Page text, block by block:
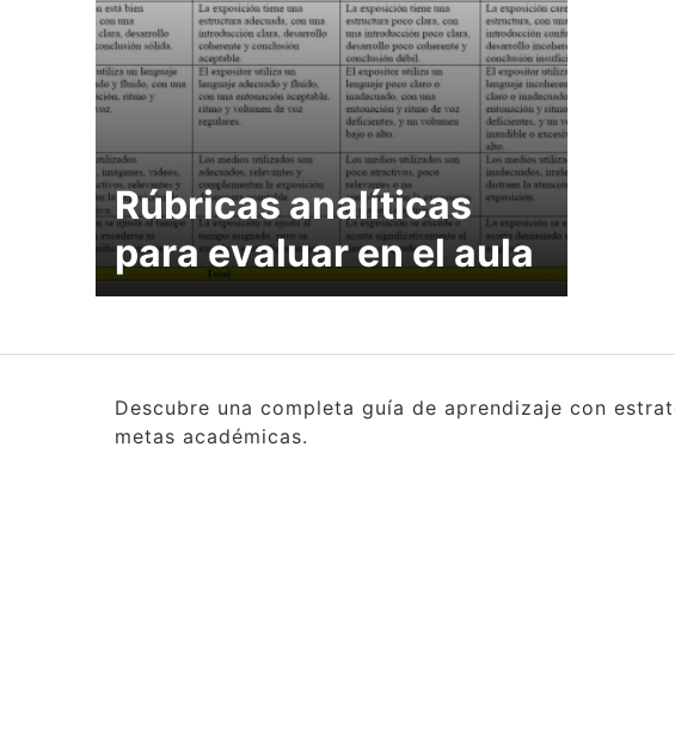
Rúbricas analíticas
para evaluar en el aula
Descubre una completa guía de aprendizaje con
metas académicas.